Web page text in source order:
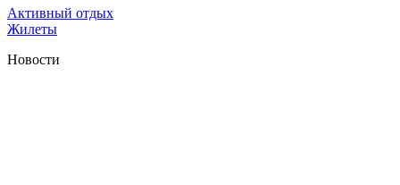
Активный отдых
Жилеты
Новости